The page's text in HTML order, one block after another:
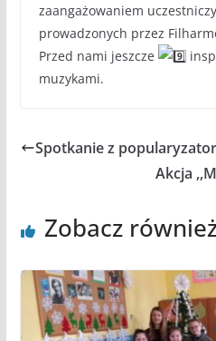
zaangażowaniem
prowadzonych przez
Przed nami jeszcze
muzykami.
Spotkanie z
Akcja
Zobacz